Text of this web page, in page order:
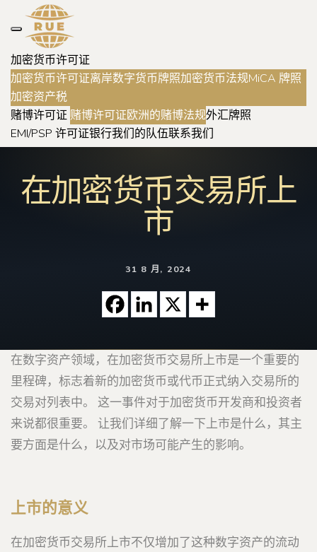
加密货币许可证
加密货币许可证离岸数字货币牌照加密货币法规MiCA 牌照
加密资产税
赌博许可证 赌博许可证欧洲的赌博法规外汇牌照
EMI/PSP 许可证银行我们的队伍联系我们
在加密货币交易所上
市
31 8 月, 2024
在数字资产领域，在加密货币交易所上市是一个重要的
里程碑，标志着新的加密货币或代币正式纳入交易所的
交易对列表中。 这一事件对于加密货币开发商和投资者
来说都很重要。 让我们详细了解一下上市是什么，其主
要方面是什么，以及对市场可能产生的影响。
上市的意义
在加密货币交易所上市不仅增加了这种数字资产的流动